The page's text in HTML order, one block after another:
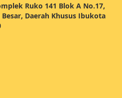
Ruko 141 Blok A No.17,
Daerah Khusus Ibukota